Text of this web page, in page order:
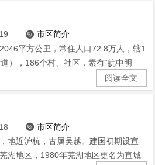
 市区简介
平方公里，常住人口72.8万人，辖1
），186个村、社区，素有“皖中明
阅读全文
 市区简介
地近沪杭，古属吴越。建国初期设宣
湖地区，1980年芜湖地区更名为宣城